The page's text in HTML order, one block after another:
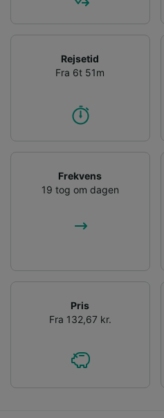
Rejsetid
Fra 6t 51m
Frekvens
19 tog om dagen
Pris
Fra 132,67 kr.